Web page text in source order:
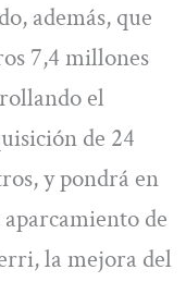
además, que
7,4 millones
el
de 24
y pondrá en
de
la mejora del